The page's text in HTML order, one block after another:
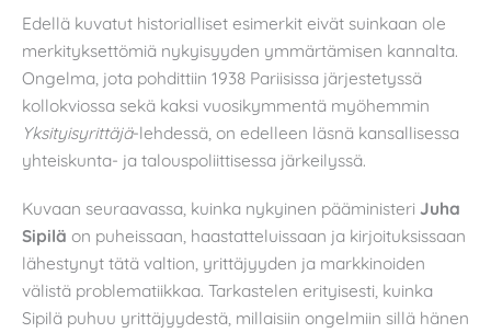
Edellä kuvatut historialliset esimerkit eivät suinkaan ole
merkityksettömiä nykyisyyden ymmärtämisen kannalta.
Ongelma, jota pohdittiin 1938 Pariisissa järjestetyssä
kollokviossa sekä kaksi vuosikymmentä myöhemmin
Yksityisyrittäjä-lehdessä, on edelleen läsnä kansallisessa
yhteiskunta- ja talouspoliittisessa järkeilyssä.
Kuvaan seuraavassa, kuinka nykyinen pääministeri Juha
Sipilä on puheissaan, haastatteluissaan ja kirjoituksissaan
lähestynyt tätä valtion, yrittäjyyden ja markkinoiden
välistä problematiikkaa. Tarkastelen erityisesti, kuinka
Sipilä puhuu yrittäjyydestä, millaisiin ongelmiin sillä hänen